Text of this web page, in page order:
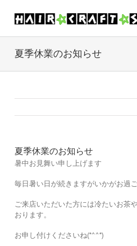
content
夏季休業のお知らせ
夏季休業のお知らせ
暑中お見舞い申し上げます
毎日暑い日が続きますがいかがお過
ご来店いただいた方には冷たいお茶
おります。
お申し付けくださいね(*^^*)